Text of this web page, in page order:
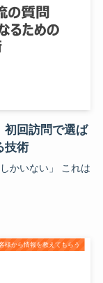
初回訪問で選ば
技術
かいない」 これは
様から情報を教えてもらう